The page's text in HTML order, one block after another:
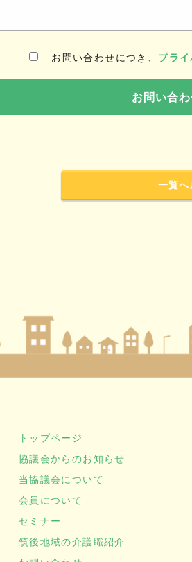
お問い合わせにつき、 プラ
一覧へ
トップページ
協議会からのお知らせ
当協議会について
会員について
セミナー
筑後地域の介護職紹介